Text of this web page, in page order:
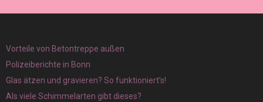
Vorteile von Betontreppe außen
Polizeiberichte in Bonn
Glas ätzen und gravieren? So funktioniert’s!
Als viele Schimmelarten gibt dieses?